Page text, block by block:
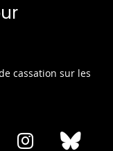
cassation sur les
Share
Share